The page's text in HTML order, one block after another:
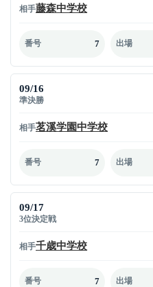
相手藤森中学校
番号 7 出場
09/16
準決勝
相手茗溪学園中学校
番号 7 出場
09/17
3位決定戦
相手千歳中学校
番号 7 出場